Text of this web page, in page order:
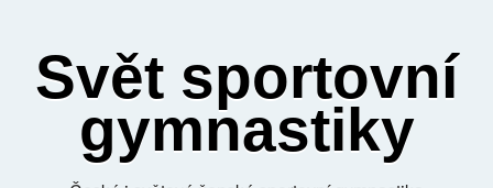
Svět sportovní
gymnastiky